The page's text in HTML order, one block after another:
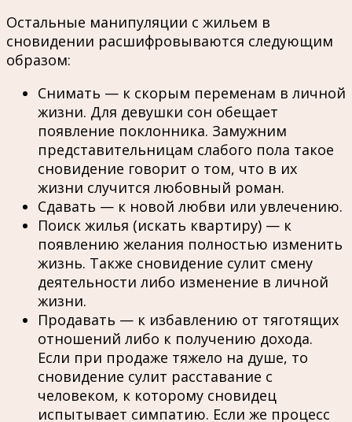
Остальные манипуляции с жильем в
сновидении расшифровываются следующим
образом:
Снимать — к скорым переменам в личной
жизни. Для девушки сон обещает
появление поклонника. Замужним
представительницам слабого пола такое
сновидение говорит о том, что в их
жизни случится любовный роман.
Сдавать — к новой любви или увлечению.
Поиск жилья (искать квартиру) — к
появлению желания полностью изменить
жизнь. Также сновидение сулит смену
деятельности либо изменение в личной
жизни.
Продавать — к избавлению от тяготящих
отношений либо к получению дохода.
Если при продаже тяжело на душе, то
сновидение сулит расставание с
человеком, к которому сновидец
испытывает симпатию. Если же процесс